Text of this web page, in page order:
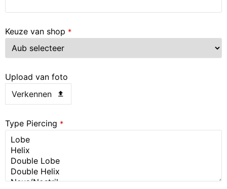
Keuze van shop *
Upload van foto
Verkennen
Type Piercing *